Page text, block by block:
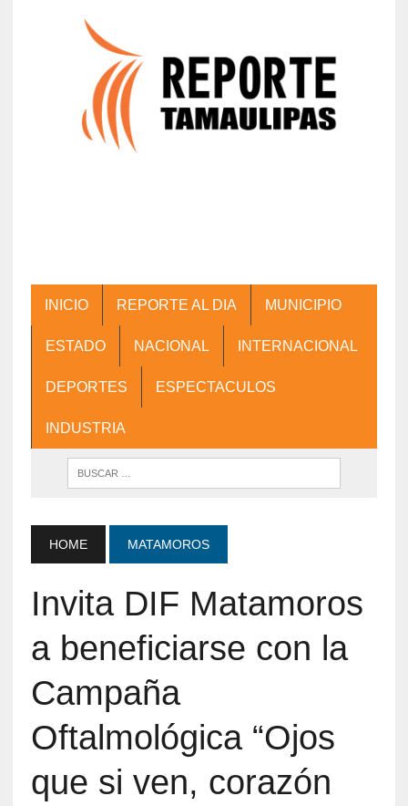
INICIO REPORTE AL DIA MUNICIPIO
ESTADO NACIONAL INTERNACIONAL
DEPORTES ESPECTACULOS
INDUSTRIA
HOME MATAMOROS
Invita DIF Matamoros
a beneficiarse con la
Campaña
Oftalmológica “Ojos
que si ven, corazón